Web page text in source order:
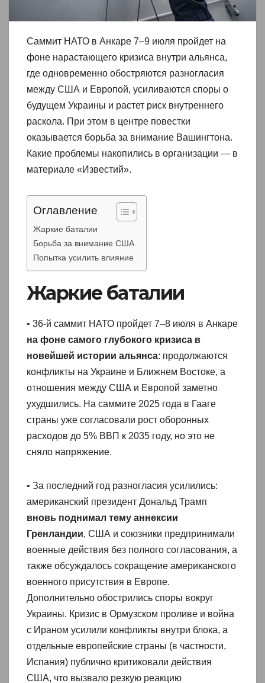
Саммит НАТО в Анкаре 7–9 июля пройдет на
фоне нарастающего кризиса внутри альянса,
где одновременно обостряются разногласия
между США и Европой, усиливаются споры о
будущем Украины и растет риск внутреннего
раскола. При этом в центре повестки
оказывается борьба за внимание Вашингтона.
Какие проблемы накопились в организации — в
материале «Известий».
Оглавление
Жаркие баталии
Борьба за внимание США
Попытка усилить влияние
Жаркие баталии
• 36-й саммит НАТО пройдет 7–8 июля в Анкаре
на фоне самого глубокого кризиса в
новейшей истории альянса: продолжаются
конфликты на Украине и Ближнем Востоке, а
отношения между США и Европой заметно
ухудшились. На саммите 2025 года в Гааге
страны уже согласовали рост оборонных
расходов до 5% ВВП к 2035 году, но это не
сняло напряжение.
• За последний год разногласия усилились:
американский президент Дональд Трамп
вновь поднимал тему аннексии
Гренландии, США и союзники предпринимали
военные действия без полного согласования, а
также обсуждалось сокращение американского
военного присутствия в Европе.
Дополнительно обострились споры вокруг
Украины. Кризис в Ормузском проливе и война
с Ираном усилили конфликты внутри блока, а
отдельные европейские страны (в частности,
Испания) публично критиковали действия
США, что вызвало резкую реакцию